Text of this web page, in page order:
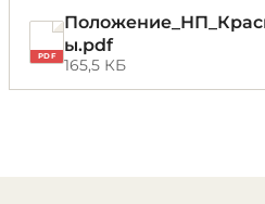
PDF
ы.pdf
165,5 КБ